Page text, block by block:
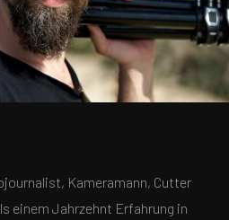
Kameramann, Cutter
einem Jahrzehnt Erfahrung in